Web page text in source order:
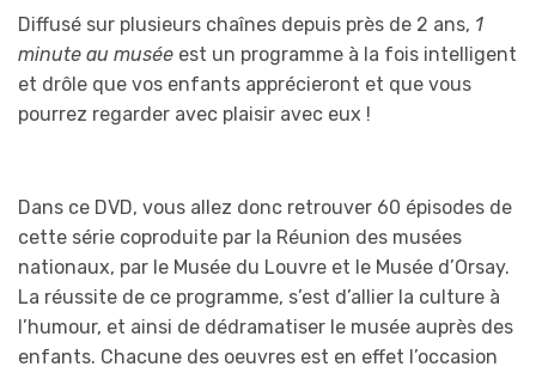
Diffusé sur plusieurs chaînes depuis près de 2 ans, 1
minute au musée est un programme à la fois intelligent
et drôle que vos enfants apprécieront et que vous
pourrez regarder avec plaisir avec eux !
Dans ce DVD, vous allez donc retrouver 60 épisodes de
cette série coproduite par la Réunion des musées
nationaux, par le Musée du Louvre et le Musée d’Orsay.
La réussite de ce programme, s’est d’allier la culture à
l’humour, et ainsi de dédramatiser le musée auprès des
enfants. Chacune des oeuvres est en effet l’occasion